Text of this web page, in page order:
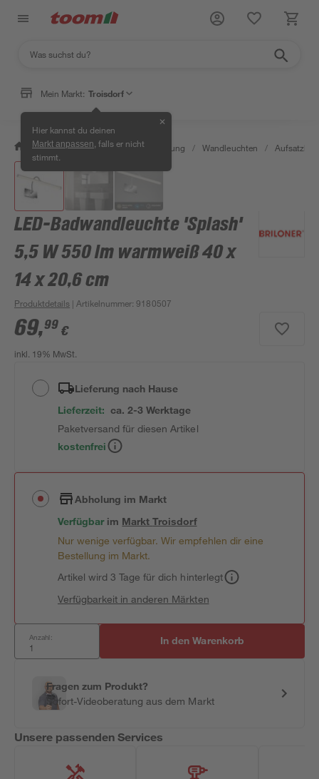
Mein Markt: Troisdorf
Hier kannst du deinen
Markt anpassen , falls er nicht
stimmt.
✕
/ Wohnen & Haushalt / Beleuchtung / Wandleuchten /
LED-Badwandleuchte 'Splash'
5,5 W 550 lm warmweiß 40 x
14 x 20,6 cm
Produktdetails | Artikelnummer:9180507
69,99 €
inkl. 19% MwSt.
Lieferung nach Hause
Lieferzeit: ca. 2-3 Werktage
Paketversand für diesen Artikel
kostenfrei
Abholung im Markt
Verfügbar im MarktTroisdorf
Nur wenige verfügbar. Wir empfehlen dir eine
Bestellung im Markt.
Artikel wird 3 Tage für dich hinterlegt
Verfügbarkeit in anderen Märkten
Anzahl: In den Warenkorb
Fragen zum Produkt?
Sofort-Videoberatung aus dem Markt
Unsere passenden Services